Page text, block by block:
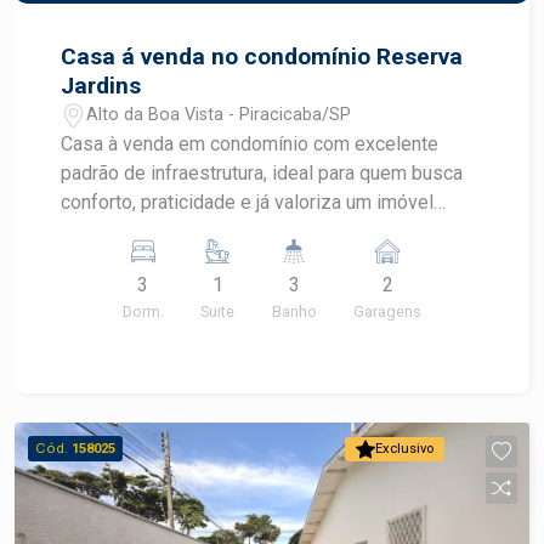
Casa á venda no condomínio Reserva
Jardins
Alto da Boa Vista - Piracicaba/SP
Casa à venda em condomínio com excelente
padrão de infraestrutura, ideal para quem busca
conforto, praticidade e já valoriza um imóvel
Ambientes bem planejados e soluções que
facilitam o dia a dia e futuras instalações.
Destaques do imóvel: Sala, cozinha e 3
banheiros Preparação para energia fotovoltaica,
com conduítes e tubulação já passados (sistema
não instalado) Duas caixas d´agua de 500 litros,
garantindo maior autonomia no abastecimento
3
Dorm.
1
Suite
3
Banho
2
Garagens
Exclusivo
Cód. 158025